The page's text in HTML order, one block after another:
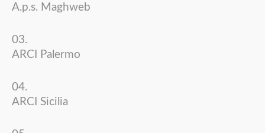
A.p.s. Maghweb
ARCI Palermo
ARCI Sicilia